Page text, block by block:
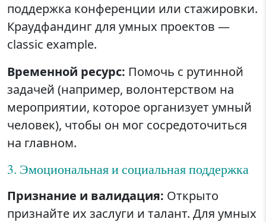
поддержка конференции или стажировки.
Краудфандинг для умных проектов —
classic example.
Временной ресурс: Помочь с рутинной
задачей (например, волонтерством на
мероприятии, которое организует умный
человек), чтобы он мог сосредоточиться
на главном.
3. Эмоциональная и социальная поддержка
Признание и валидация: Открыто
признайте их заслуги и талант. Для умных